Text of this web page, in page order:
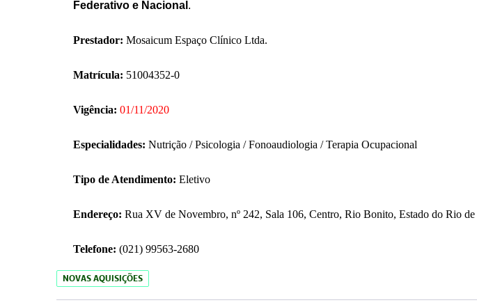
Federativo e Nacional .
Prestador: Mosaicum Espaço Clínico Ltda.
Matrícula: 51004352-0
Vigência: 01/11/2020
Especialidades: Nutrição / Psicologia / Fonoaudiologia / Terapia Ocupacional
Tipo de Atendimento: Eletivo
Endereço: Rua XV de Novembro, nº 242, Sala 106, Centro, Rio Bonito, Estado do Rio
Telefone: (021) 99563-2680
NOVAS AQUISIÇÕES